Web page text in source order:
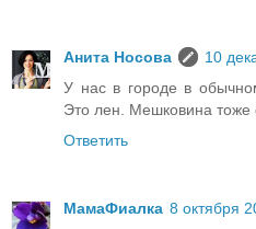
Анита Носова
10
У нас в городе в
Это лен. Мешковина тоже
Ответить
МамаФиалка 8 октября